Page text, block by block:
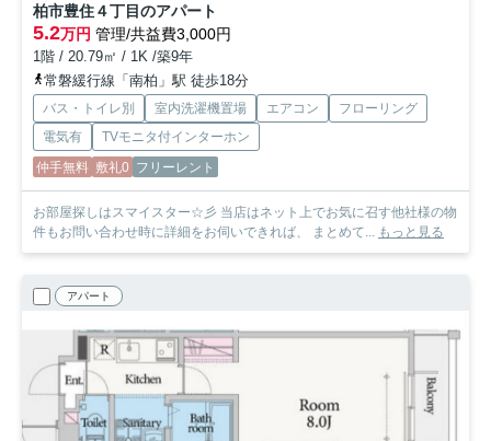
柏市豊住４丁目のアパート
5.2万円 管理/共益費3,000円
1階 / 20.79㎡ / 1K /築9年
常磐緩行線「南柏」駅 徒歩18分
バス・トイレ別 室内洗濯機置場 エアコン
フローリング
電気有
TVモニタ付インターホン
仲手無料 敷礼0 フリーレント
お部屋探しはスマイスター☆彡 当店はネット上でお気に召す他社様の物
件もお問い合わせ時に詳細をお伺いできれば、 まとめて...
もっと見る
アパート